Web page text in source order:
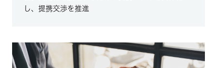
し、提携交渉を推進